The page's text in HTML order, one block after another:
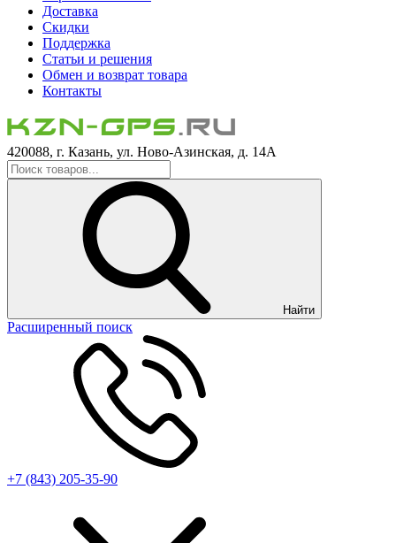
Доставка
Скидки
Поддержка
Статьи и решения
Обмен и возврат товара
Контакты
420088, г. Казань, ул. Ново-Азинская, д. 14А
Найти
Расширенный поиск
+7 (843) 205-35-90